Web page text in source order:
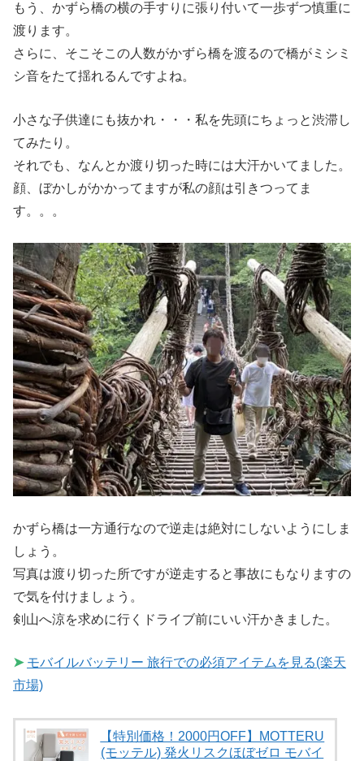
もう、かずら橋の横の手すりに張り付いて一歩ずつ慎重に
渡ります。
さらに、そこそこの人数がかずら橋を渡るので橋がミシミ
シ音をたて揺れるんですよね。
小さな子供達にも抜かれ・・・私を先頭にちょっと渋滞し
てみたり。
それでも、なんとか渡り切った時には大汗かいてました。
顔、ぼかしがかかってますが私の顔は引きつってま
す。。。
かずら橋は一方通行なので逆走は絶対にしないようにしま
しょう。
写真は渡り切った所ですが逆走すると事故にもなりますの
で気を付けましょう。
剣山へ涼を求めに行くドライブ前にいい汗かきました。
➤ モバイルバッテリー 旅行での必須アイテムを見る(楽天
市場)
【特別価格！2000円OFF】MOTTERU
(モッテル) 発火リスクほぼゼロ モバイ